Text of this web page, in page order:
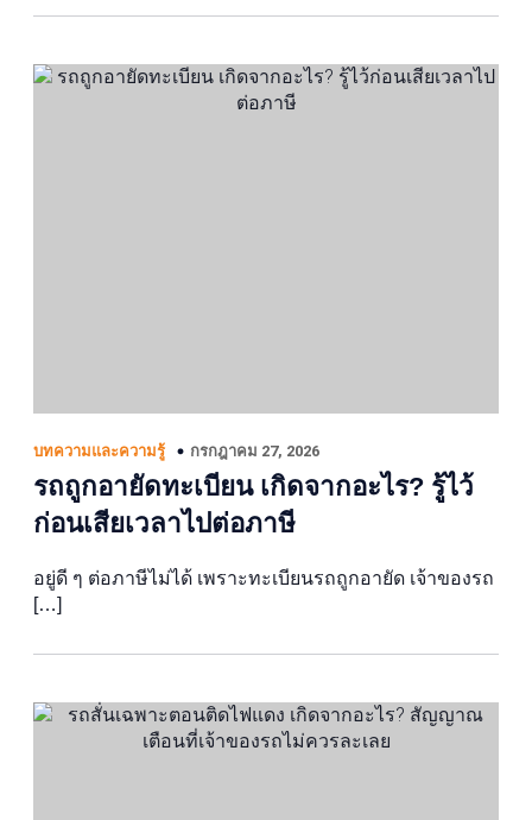
บทความและความรู้ กรกฎาคม 27, 2026
รถถูกอายัดทะเบียน เกิดจากอะไร? รู้ไว้
ก่อนเสียเวลาไปต่อภาษี
อยู่ดี ๆ ต่อภาษีไม่ได้ เพราะทะเบียนรถถูกอายัด เจ้าของรถ
[…]